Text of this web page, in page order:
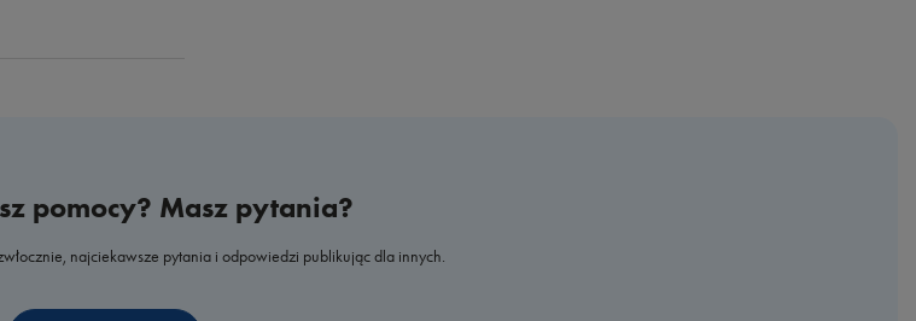
pomocy? Masz pytania?
najciekawsze pytania i odpowiedzi publikując dla innych.